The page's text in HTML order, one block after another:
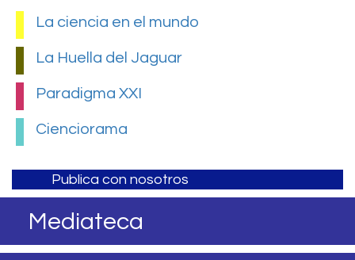
La ciencia en el mundo
La Huella del Jaguar
Paradigma XXI
Cienciorama
Publica con nosotros
Mediateca